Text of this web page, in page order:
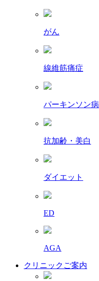
がん
線維筋痛症
パーキンソン病
抗加齢・美白
ダイエット
ED
AGA
クリニックご案内